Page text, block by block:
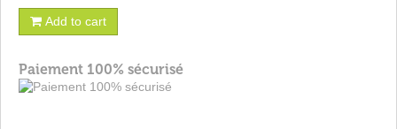
Add to cart
Paiement 100% sécurisé